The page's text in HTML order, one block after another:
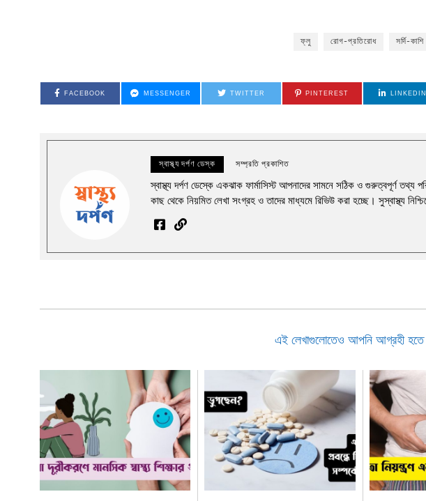
ফ্লু রোগ-প্রতিরোধ সর্দি-কাশি
FACEBOOK MESSENGER TWITTER PINTEREST LINKEDIN
স্বাস্থ্য দর্পণ ডেস্ক সম্প্রতি প্রকাশিত
স্বাস্থ্য দর্পণ ডেস্কে একঝাক ফার্মাসিস্ট আপনাদের সামনে সঠিক ও গুরুত্বপূর্ণ তথ্য
কাছ থেকে নিয়মিত লেখা সংগ্রহ ও তাদের মাধ্যমে রিভিউ করা হচ্ছে। সুস্বাস্থ্য
এই লেখাগুলোতেও আপনি আগ্রহী হতে